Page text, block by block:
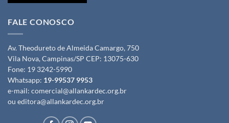
FALE CONOSCO
Av. Theodureto de Almeida Camargo, 750
Vila Nova, Campinas/SP CEP: 13075-630
Fone: 19 3242-5990
Whatsapp: 19-99537 9953
e-mail: comercial@allankardec.org.br
ou editora@allankardec.org.br